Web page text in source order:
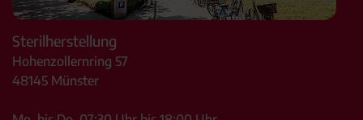
Sterilherstellung
Hohenzollernring 57
48145 Münster